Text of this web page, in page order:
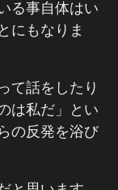
る事自体はい
にもなりま
て話をしたり
は私だ」とい
の反発を浴び